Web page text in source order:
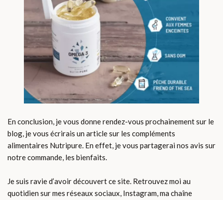
En conclusion, je vous donne rendez-vous prochainement sur le
blog, je vous écrirais un article sur les compléments
alimentaires Nutripure. En effet, je vous partagerai nos avis sur
notre commande, les bienfaits.
Je suis ravie d’avoir découvert ce site. Retrouvez moi au
quotidien sur mes réseaux sociaux, Instagram, ma chaîne